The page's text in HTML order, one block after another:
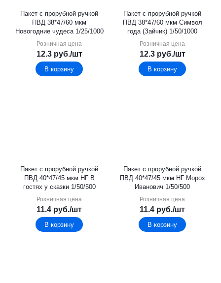
Пакет с прорубной ручкой
ПВД 38*47/60 мкм
Новогодние чудеса 1/25/1000
Розничная цена
12.3руб./шт
В корзину
Пакет с прорубной ручкой
ПВД 38*47/60 мкм Символ
года (Зайчик) 1/50/1000
Розничная цена
12.3руб./шт
В корзину
Пакет с прорубной ручкой
ПВД 40*47/45 мкм НГ В
гостях у сказки 1/50/500
Розничная цена
11.4 руб./шт
В корзину
Пакет с прорубной ручкой
ПВД 40*47/45 мкм НГ Мороз
Иванович 1/50/500
Розничная цена
11.4 руб./шт
В корзину